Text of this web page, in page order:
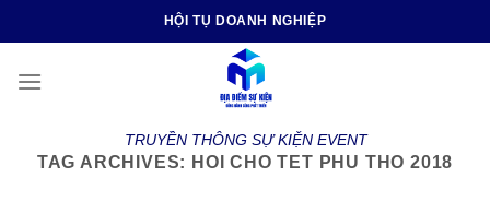
to
HỘI TỤ DOANH NGHIỆP
TRUYỀN THÔNG SỰ KIỆN EVENT
TAG ARCHIVES: HOI CHO TET PHU THO 2018